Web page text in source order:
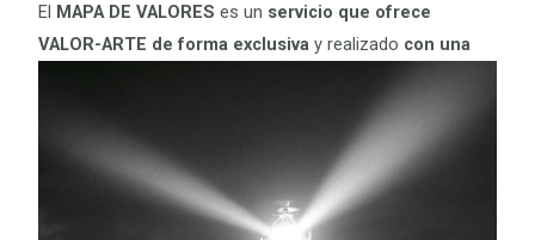
El MAPA DE VALORES es un servicio que ofrece
VALOR-ARTE de forma exclusiva y realizado con una